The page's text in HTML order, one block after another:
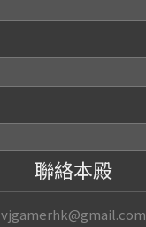
聯絡本殿
vjgamerhk@gmail.com